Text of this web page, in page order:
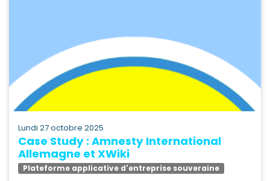
lundi 27 octobre 2025
Case Study : Amnesty International
Allemagne et XWiki
Plateforme applicative d'entreprise souveraine